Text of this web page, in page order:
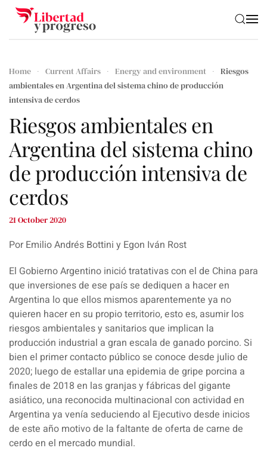
Skip to main content
Home Current Affairs Energy and environment
Riesgos
ambientales en Argentina del sistema chino de producción
intensiva de cerdos
Riesgos ambientales en
Argentina del sistema chino
de producción intensiva de
cerdos
21 October 2020
Por Emilio Andrés Bottini y Egon Iván Rost
El Gobierno Argentino inició tratativas con el de China para
que inversiones de ese país se dediquen a hacer en
Argentina lo que ellos mismos aparentemente ya no
quieren hacer en su propio territorio, esto es, asumir los
riesgos ambientales y sanitarios que implican la
producción industrial a gran escala de ganado porcino. Si
bien el primer contacto público se conoce desde julio de
2020; luego de estallar una epidemia de gripe porcina a
finales de 2018 en las granjas y fábricas del gigante
asiático, una reconocida multinacional con actividad en
Argentina ya venía seduciendo al Ejecutivo desde inicios
de este año motivo de la faltante de oferta de carne de
cerdo en el mercado mundial.